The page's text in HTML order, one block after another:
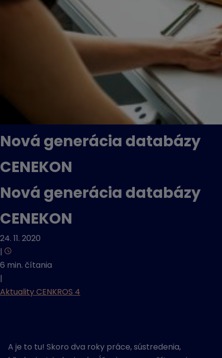
Nová generácia databázy
CENEKON
Nová generácia databázy
CENEKON
24. 11. 2020
|
6 min. čítania
|
Aktuality CENKROS 4
A je to tu! Skoro dva roky práce, sústredenia,